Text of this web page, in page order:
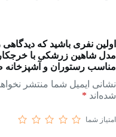
اولین نفری باشید که
مدل شاهین زرشکی با
مناسب رستوران و آشپزخانه
نشانی ایمیل شما منتشر
شده‌اند *
امتیاز شما